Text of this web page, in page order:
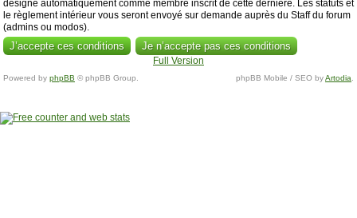
désigne automatiquement comme membre inscrit de cette dernière. Les statuts et
le règlement intérieur vous seront envoyé sur demande auprès du Staff du forum
(admins ou modos).
Full Version
Powered by phpBB © phpBB Group. phpBB Mobile / SEO byArtodia